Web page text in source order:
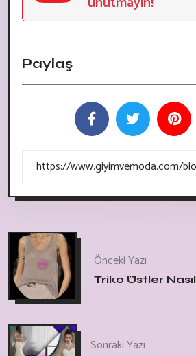
Paylaş
Önceki Yazı
Triko Üstler
Sonraki Yazı